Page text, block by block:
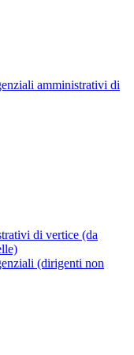
amministrativi di
di vertice (da
(dirigenti non